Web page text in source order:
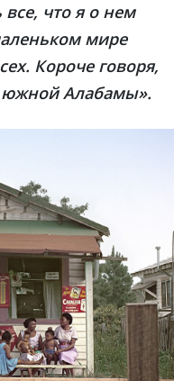
что я о нем
мире
Короче говоря,
южной Алабамы».